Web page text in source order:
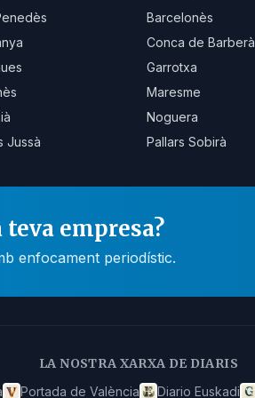
Barcelonès
Conca de Barberà
Garrotxa
Maresme
Noguera
Jussà
Pallars Sobirà
empresa?
enfocament periodístic.
LA NOSTRA XARXA DE DIARIS
Portada de València Diario Euskadi